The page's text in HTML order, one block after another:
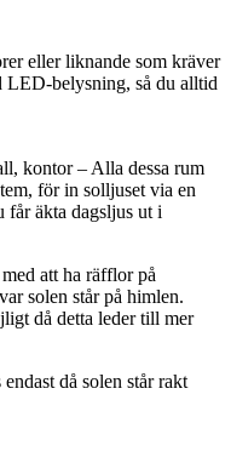
eller liknande som kräver
LED-belysning, så du alltid
kontor – Alla dessa rum
för in solljuset via en
får äkta dagsljus ut i
att ha räfflor på
solen står på himlen.
då detta leder till mer
då solen står rakt